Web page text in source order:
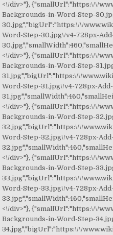
<\/div>"}, {"smallUrl":"https:\/\/
Backgrounds-in-Word-Step-
30.jpg","bigUrl":"https:\/\/
Word-Step-30.jpg\/v4-728px-
<\/div>"}, {"smallUrl":"https:\/\/
Backgrounds-in-Word-Step-
31.jpg","bigUrl":"https:\/\/
Word-Step-31.jpg\/v4-728px-
<\/div>"}, {"smallUrl":"https:\/\/
Backgrounds-in-Word-Step-
32.jpg","bigUrl":"https:\/\/
Word-Step-32.jpg\/v4-728px-
<\/div>"}, {"smallUrl":"https:\/\/
Backgrounds-in-Word-Step-
33.jpg","bigUrl":"https:\/\/
Word-Step-33.jpg\/v4-728px-
<\/div>"}, {"smallUrl":"https:\/\/
Backgrounds-in-Word-Step-
34.jpg","bigUrl":"https:\/\/